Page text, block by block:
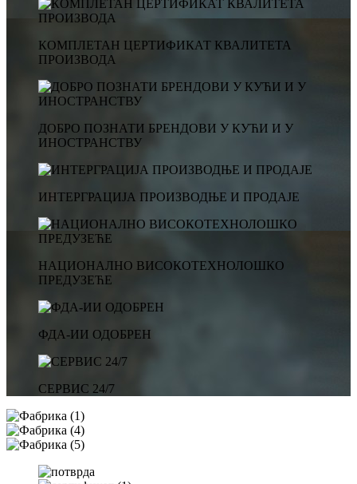
КОМПЛЕТАН ЦЕРТИФИКАТ КВАЛИТЕТА
ПРОИЗВОДА
ДОБРО ПОЗНАТИ БРЕНДОВИ У КУЋИ И У
ИНОСТРАНСТВУ
ИНТЕРГРАЦИЈА ПРОИЗВОДЊЕ И ПРОДАЈЕ
НАЦИОНАЛНО ВИСОКОТЕХНОЛОШКО
ПРЕДУЗЕЋЕ
ФДА-ИИ ОДОБРЕН
СЕРВИС 24/7